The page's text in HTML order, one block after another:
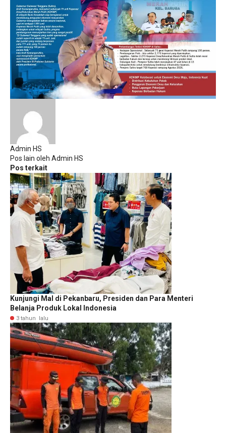
Admin HS
Pos lain oleh Admin HS
Pos terkait
Kunjungi Mal di Pekanbaru, Presiden dan Para Menteri
Belanja Produk Lokal Indonesia
3 tahun lalu